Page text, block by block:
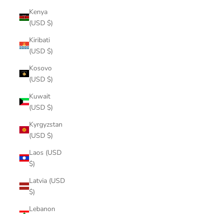
Kenya
(USD $)
Kiribati
(USD $)
Kosovo
(USD $)
Kuwait
(USD $)
Kyrgyzstan
(USD $)
Laos (USD
$)
Latvia (USD
$)
Lebanon